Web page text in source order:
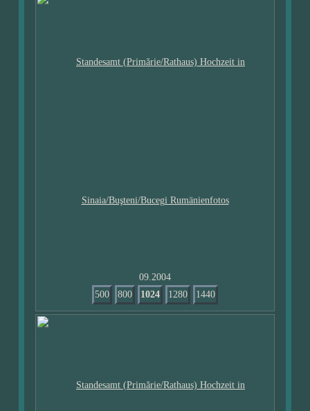
09.2004
500
800 1024 1280 1440